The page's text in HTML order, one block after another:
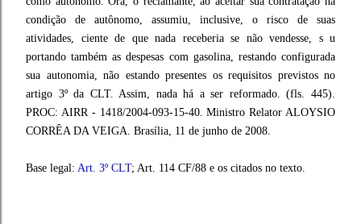
condição de autônomo, assumiu, inclusive, o risco de suas
atividades, ciente de que nada receberia se não vendesse, s u
portando também as despesas com gasolina, restando configurada
sua autonomia, não estando presentes os requisitos previstos no
artigo 3º da CLT. Assim, nada há a ser reformado. (fls. 445).
PROC: AIRR - 1418/2004-093-15-40. Ministro Relator ALOYSIO
CORRÊA DA VEIGA. Brasília, 11 de junho de 2008.
Base legal: Art. 3º CLT; Art. 114 CF/88 e os citados no texto.